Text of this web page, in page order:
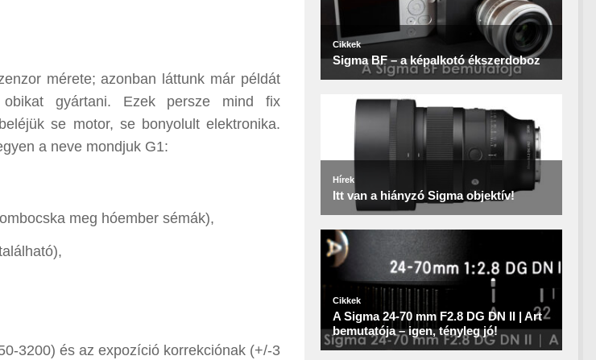
mérete; azonban láttunk már példát
gyártani. Ezek persze mind fix
se motor, se bonyolult elektronika.
a neve mondjuk G1:
meg hóember sémák),
3200) és az expozíció korrekciónak (+/-3